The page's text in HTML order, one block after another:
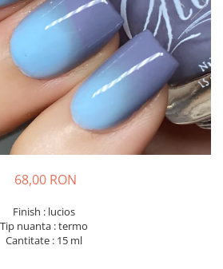
68,00 RON
Finish : lucios
Tip nuanta : termo
Cantitate : 15 ml